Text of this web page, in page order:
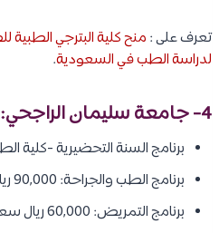
تعرف على : منح كلية البترجي الطبية
لدراسة الطب في السعودية.
4- جامعة سليمان الراجحي:
برنامج السنة التحضيرية -كلية الطب: 70,000 ريال سعودي
برنامج الطب والجراحة: 90,000 ريال سعودي سنويًا.
برنامج التمريض: 60,000 ريال سعودي سنويًا.